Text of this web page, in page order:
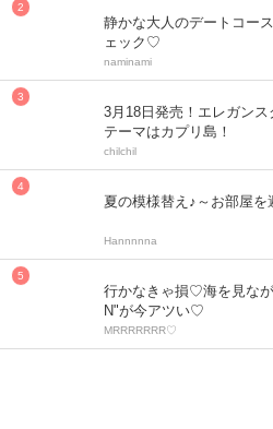
静かな大人のデートコー
ェック♡
naminami
3月18日発売！エレガン
テーマはカプリ島！
chilchil
夏の模様替え♪～お部屋を
Hannnnna
行かなきゃ損♡海を見な
N"が今アツい♡
MRRRRRRR♡